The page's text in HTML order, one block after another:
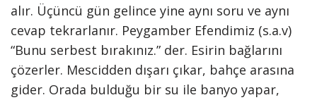
alır. Üçüncü gün gelince yine aynı soru ve aynı
cevap tekrarlanır. Peygamber Efendimiz (s.a.v)
“Bunu serbest bırakınız.” der. Esirin bağlarını
çözerler. Mescidden dışarı çıkar, bahçe arasına
gider. Orada bulduğu bir su ile banyo yapar,